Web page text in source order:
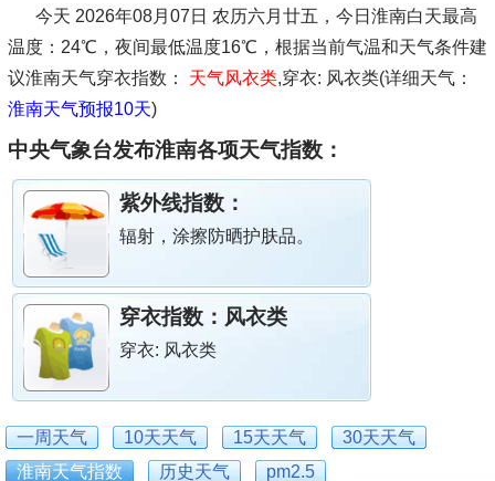
今天 2026年08月07日 农历六月廿五，今日淮南白天最高
温度：24℃，夜间最低温度16℃，根据当前气温和天气条件建
议淮南天气穿衣指数： 天气风衣类,穿衣: 风衣类(详细天气：
淮南天气预报10天)
中央气象台发布淮南各项天气指数：
紫外线指数：
辐射，涂擦防晒护肤品。
穿衣指数： 风衣类
穿衣: 风衣类
一周天气 10天天气 15天天气
30天天气
淮南天气指数
历史天气 pm2.5